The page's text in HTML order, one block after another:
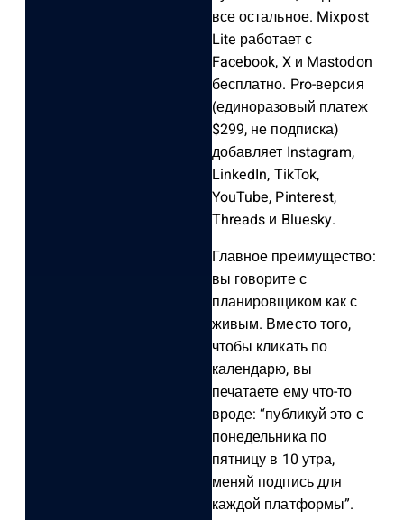
все остальное. Mixpost
Lite работает с
Facebook, X и Mastodon
бесплатно. Pro-версия
(единоразовый платеж
$299, не подписка)
добавляет Instagram,
LinkedIn, TikTok,
YouTube, Pinterest,
Threads и Bluesky.
Главное преимущество:
вы говорите с
планировщиком как с
живым. Вместо того,
чтобы кликать по
календарю, вы
печатаете ему что-то
вроде: “публикуй это с
понедельника по
пятницу в 10 утра,
меняй подпись для
каждой платформы”.